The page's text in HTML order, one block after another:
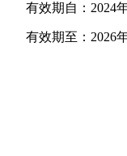
有效期自：2024年
有效期至：2026年